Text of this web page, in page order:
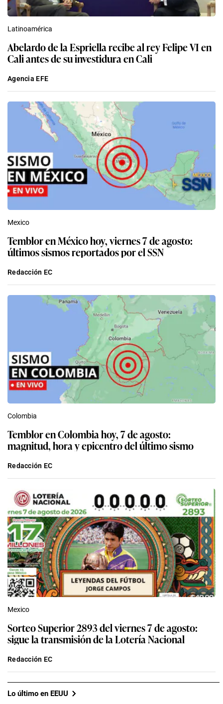
Latinoamérica
Abelardo de la Espriella recibe al rey Felipe VI en
Cali antes de su investidura en Cali
Agencia EFE
Mexico
Temblor en México hoy, viernes 7 de agosto:
últimos sismos reportados por el SSN
Redacción EC
Colombia
Temblor en Colombia hoy, 7 de agosto:
magnitud, hora y epicentro del último sismo
Redacción EC
Mexico
Sorteo Superior 2893 del viernes 7 de agosto:
sigue la transmisión de la Lotería Nacional
Redacción EC
Lo último en EEUU